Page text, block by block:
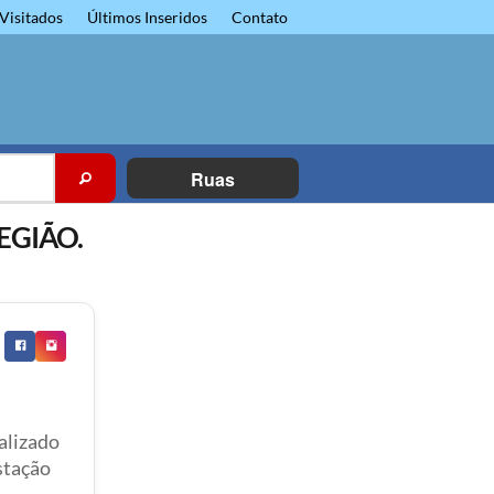
Últimos Inseridos Contato
Ruas